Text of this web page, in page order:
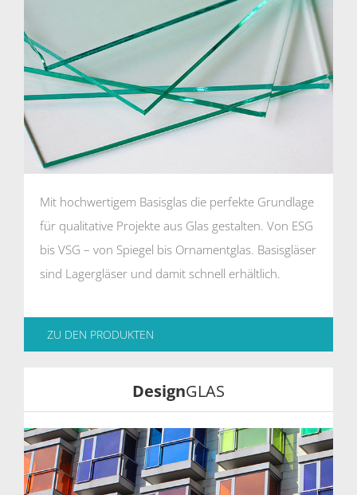
Mit hochwertigem Basisglas die perfekte Grundlage
für qualitative Projekte aus Glas gestalten. Von ESG
bis VSG – von Spiegel bis Ornamentglas. Basisgläser
sind Lagergläser und damit schnell erhältlich.
ZU DEN PRODUKTEN
DesignGLAS